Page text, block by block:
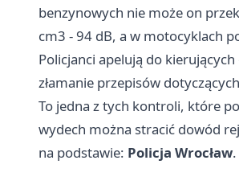
benzynowych nie może on
cm3 - 94 dB, a w motocyklach
Policjanci apelują do
złamanie przepisów
To jedna z tych kontroli, które
wydech można stracić dowód
na podstawie: Policja Wrocław.